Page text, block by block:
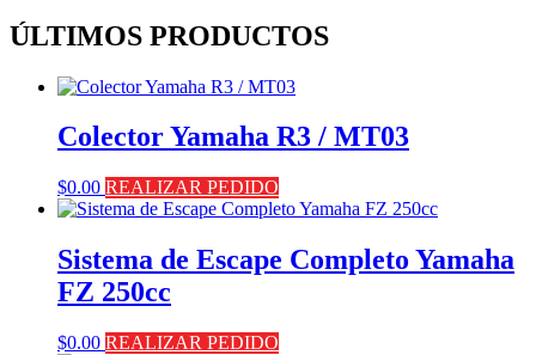
ÚLTIMOS PRODUCTOS
Colector Yamaha R3 / MT03
$0.00 REALIZAR PEDIDO
Sistema de Escape Completo Yamaha
FZ 250cc
$0.00 REALIZAR PEDIDO